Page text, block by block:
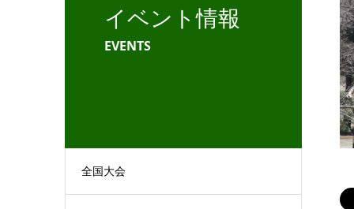
イベント情報
EVENTS
全国大会